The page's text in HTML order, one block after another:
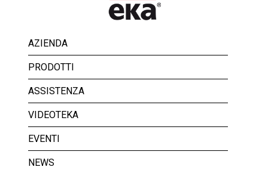
AZIENDA
PRODOTTI
ASSISTENZA
VIDEOTEKA
EVENTI
NEWS